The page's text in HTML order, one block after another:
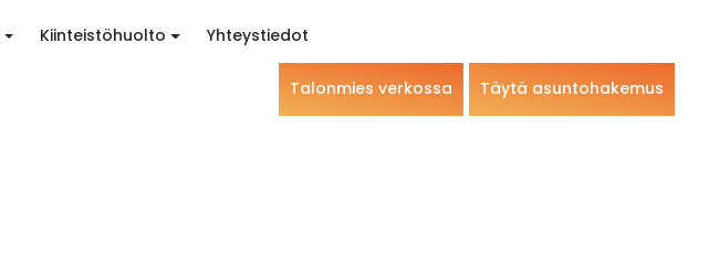
Kiinteistöhuolto Yhteystiedot
Täytä asuntohakemus
Talonmies verkossa